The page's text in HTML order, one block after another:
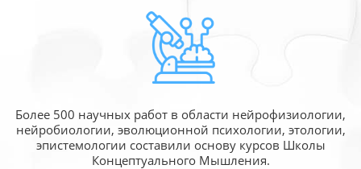
Более 500 научных работ в области нейрофизиологии,
нейробиологии, эволюционной психологии, этологии,
эпистемологии составили основу курсов Школы
Концептуального Мышления.